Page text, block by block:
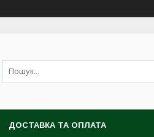
ДОСТАВКА ТА ОПЛАТА